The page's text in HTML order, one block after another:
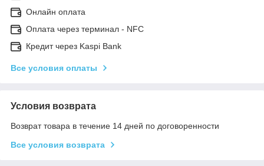
Онлайн оплата
Оплата через терминал - NFC
Кредит через Kaspi Bank
Все условия оплаты
Условия возврата
Возврат товара в течение 14 дней по договоренности
Все условия возврата